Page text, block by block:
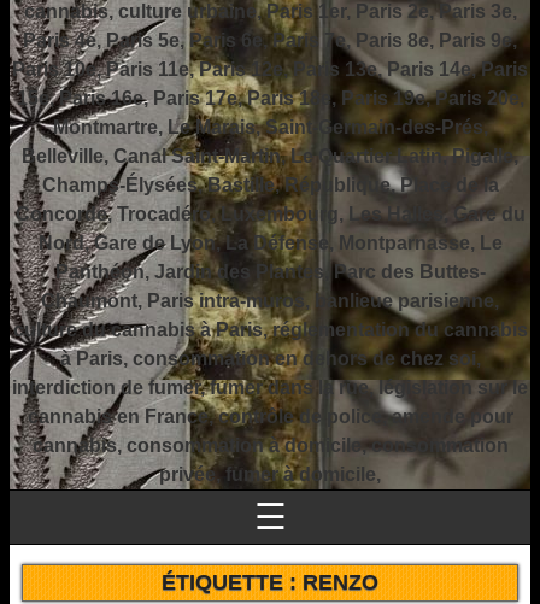
cannabis, culture urbaine, Paris 1er, Paris 2e, Paris 3e,
Paris 4e, Paris 5e, Paris 6e, Paris 7e, Paris 8e, Paris 9e,
Paris 10e, Paris 11e, Paris 12e, Paris 13e, Paris 14e, Paris
15e, Paris 16e, Paris 17e, Paris 18e, Paris 19e, Paris 20e,
Montmartre, Le Marais, Saint-Germain-des-Prés,
Belleville, Canal Saint-Martin, Le Quartier Latin, Pigalle,
Champs-Élysées, Bastille, République, Place de la
Concorde, Trocadéro, Luxembourg, Les Halles, Gare du
Nord, Gare de Lyon, La Défense, Montparnasse, Le
Panthéon, Jardin des Plantes, Parc des Buttes-
Chaumont, Paris intra-muros, banlieue parisienne,
culture du cannabis à Paris, réglementation du cannabis
à Paris, consommation en dehors de chez soi,
interdiction de fumer, fumer dans la rue, législation sur le
cannabis en France, contrôle de police, amende pour
cannabis, consommation à domicile, consommation
privée, fumer à domicile,
☰
ÉTIQUETTE :RENZO